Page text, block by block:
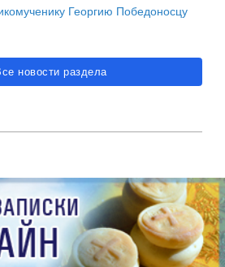
Георгию Победоносцу
новости раздела